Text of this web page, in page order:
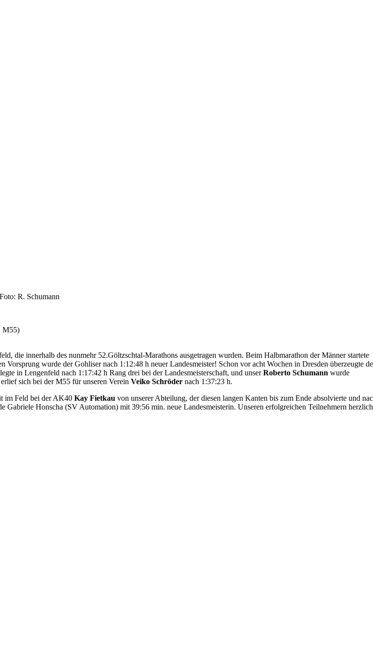
R. Schumann
M55)
die innerhalb des nunmehr 52.Göltzschtal-Marathons ausgetragen wurden. Beim Halbmarathon der Männer startete
wurde der Gohliser nach 1:12:48 h neuer Landesmeister! Schon vor acht Wochen in Dresden überzeugte
in Lengenfeld nach 1:17:42 h Rang drei bei der Landesmeisterschaft, und unserRoberto Schumannwurde
sich bei der M55 für unseren VereinVeiko Schrödernach 1:37:23 h.
im Feld bei der AK40Kay Fietkauvon unserer Abteilung, der diesen langen Kanten bis zum Ende absolvierte und
Honscha (SV Automation) mit 39:56 min. neue Landesmeisterin. Unseren erfolgreichen Teilnehmern